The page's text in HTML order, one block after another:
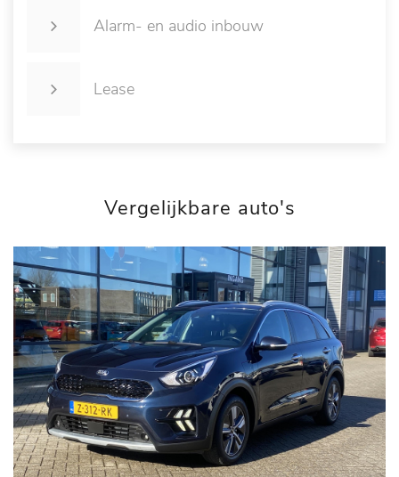
Alarm- en audio inbouw
Lease
Vergelijkbare auto's